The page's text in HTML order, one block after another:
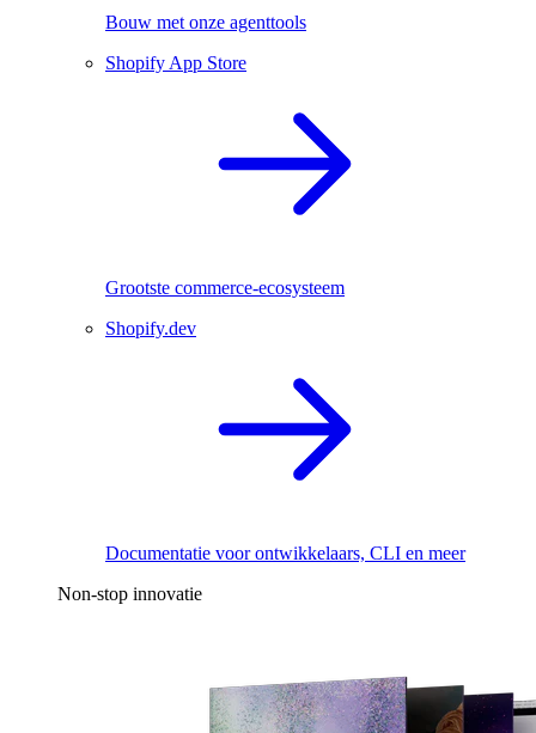
Bouw met onze agenttools
Shopify App Store
Grootste commerce-ecosysteem
Shopify.dev
Documentatie voor ontwikkelaars, CLI en meer
Non-stop innovatie